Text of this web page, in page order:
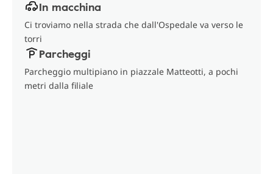
In macchina
Ci troviamo nella strada che dall'Ospedale va verso le
torri
Parcheggi
Parcheggio multipiano in piazzale Matteotti, a pochi
metri dalla filiale